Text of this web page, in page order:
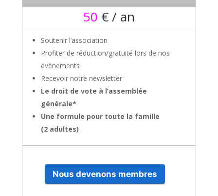
50 € / an
Soutenir l’association
Profiter de réduction/gratuité lors de nos
évènements
Recevoir notre newsletter
Le droit de vote à l’assemblée
générale*
Une formule pour toute la famille
(2 adultes)
Nous devenons membres